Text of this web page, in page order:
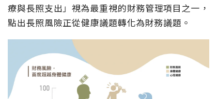
療與長照支出」視為最重視的財務管理項目之一，
點出長照風險正從健康議題轉化為財務議題。